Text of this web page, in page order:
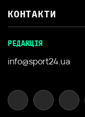
КОНТАКТИ
РЕДАКЦІЯ
info@sport24.ua